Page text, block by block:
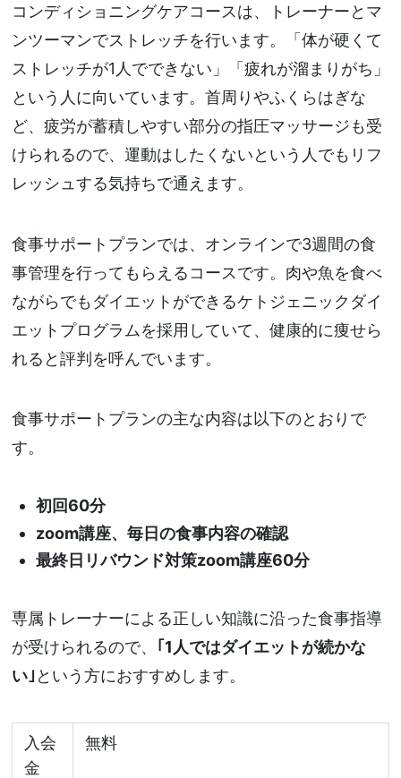
コンディショニングケアコースは、トレーナーとマ
ンツーマンでストレッチを行います。「体が硬くて
ストレッチが1人でできない」「疲れが溜まりがち」
という人に向いています。首周りやふくらはぎな
ど、疲労が蓄積しやすい部分の指圧マッサージも受
けられるので、運動はしたくないという人でもリフ
レッシュする気持ちで通えます。
食事サポートプランでは、オンラインで3週間の食
事管理を行ってもらえるコースです。肉や魚を食べ
ながらでもダイエットができるケトジェニックダイ
エットプログラムを採用していて、健康的に痩せら
れると評判を呼んでいます。
食事サポートプランの主な内容は以下のとおりで
す。
初回60分
zoom講座、毎日の食事内容の確認
最終日リバウンド対策zoom講座60分
専属トレーナーによる正しい知識に沿った食事指導
が受けられるので、 ｢1人ではダイエットが続かな
い｣ という方におすすめします。
入会
金
無料